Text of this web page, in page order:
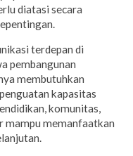
diatasi secara
terdepan di
pembangunan
membutuhkan
kapasitas
komunitas,
mampu memanfaatkan